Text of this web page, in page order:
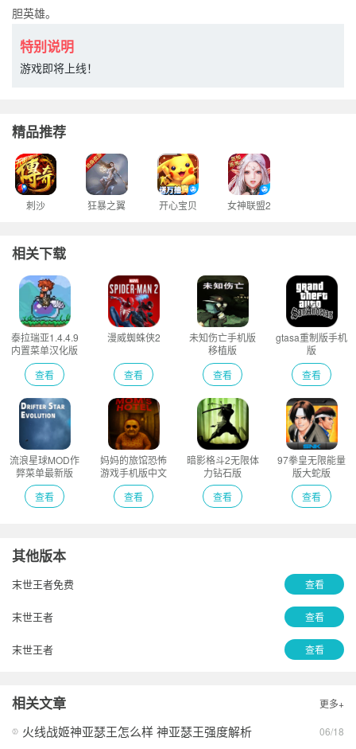
胆英雄。
特别说明
游戏即将上线！
精品推荐
刺沙 狂暴之翼 开心宝贝 女神联盟2
相关下载
泰拉瑞亚1.4.4.9
内置菜单汉化版
查看
漫威蜘蛛侠2
查看
未知伤亡手机版
移植版
查看
gtasa重制版手机
版
查看
流浪星球MOD作
弊菜单最新版
查看
妈妈的旅馆恐怖
游戏手机版中文
版
查看
暗影格斗2无限体
力钻石版
查看
97拳皇无限能量
版大蛇版
查看
其他版本
末世王者免费 查看
末世王者 查看
末世王者 查看
相关文章 更多+
火线战姬神亚瑟王怎么样 神亚瑟王强度解析 06/18